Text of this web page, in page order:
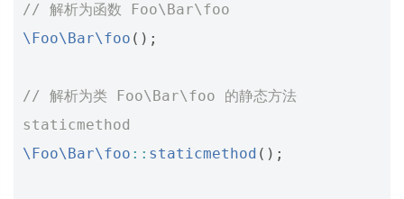
// 解析为函数 Foo\Bar\foo
\Foo\Bar\foo ();
// 解析为类 Foo\Bar\foo 的静态方法
staticmethod
\Foo\Bar\foo :: staticmethod ();